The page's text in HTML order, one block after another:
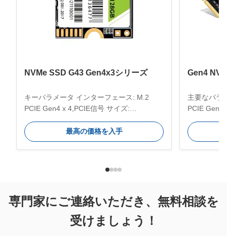
NVMe SSD G43 Gen4x3シリーズ
キーパラメータ インターフェース: M.2
PCIE Gen4 x 4,PCIE信号 サイズ:
温度範囲: 0~70°C 容量:
128GB/256GB/512GB/1TB/2TB; 互換性の
デスクトップPC,ラップトップなど 主要 な
特徴 高性能 - 4900MB/s までの速度で
GEN4 SSD にアップグレードすることで,生
最高の価格を入手
Gen4
主要なパラ
PCIE Gen4
ど。 効率
送速度。
リメートル
のグラフェ
専門家にご連絡いただき、無料相談を
受けましょう！